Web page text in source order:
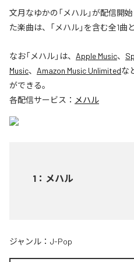
文月なゆかの「メハル」が配信開
た楽曲は、「メハル」を含む全1曲
なお「メハル」は、 Apple Music、
Music、 Amazon Music Unlimitedな
ができる。
各配信サービス： メハル
1 ： メハル
ジャンル： J-Pop